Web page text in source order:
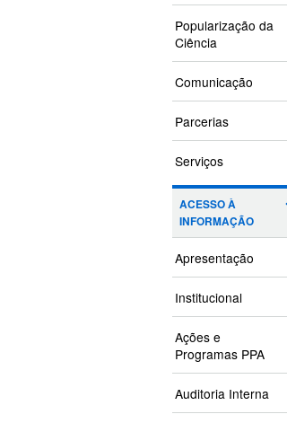
Popularização da
Ciência
Comunicação
Parcerias
Serviços
ACESSO À
INFORMAÇÃO
Apresentação
Institucional
Ações e
Programas PPA
Auditoria Interna